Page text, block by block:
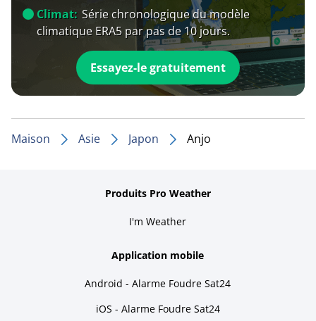
Climat: Série chronologique du modèle
climatique ERA5 par pas de 10 jours.
Essayez-le gratuitement
Maison Asie Japon Anjo
Produits Pro Weather
I'm Weather
Application mobile
Android - Alarme Foudre Sat24
iOS - Alarme Foudre Sat24